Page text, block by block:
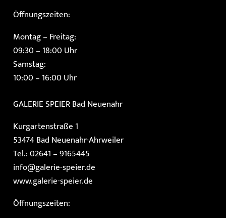
Öffnungszeiten:
Montag – Freitag:
09:30 – 18:00 Uhr
Samstag:
10:00 – 16:00 Uhr
GALERIE SPEIERBad Neuenahr
Kurgartenstraße 1
53474 Bad Neuenahr-Ahrweiler
Tel.: 02641 – 9165445
info@galerie-speier.de
www.galerie-speier.de
Öffnungszeiten: